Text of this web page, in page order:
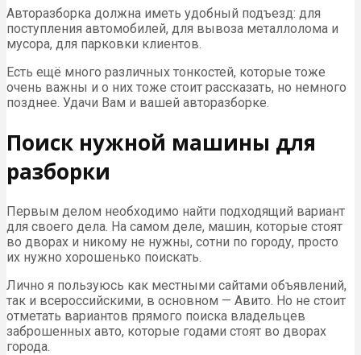
Авторазборка должна иметь удобный подъезд: для
поступления автомобилей, для вывоза металлолома и
мусора, для парковки клиентов.
Есть ещё много различных тонкостей, которые тоже
очень важны и о них тоже стоит рассказать, но немного
позднее. Удачи Вам и вашей авторазборке.
Поиск нужной машины для
разборки
Первым делом необходимо найти подходящий вариант
для своего дела. На самом деле, машин, которые стоят
во дворах и никому не нужны, сотни по городу, просто
их нужно хорошенько поискать.
Лично я пользуюсь как местными сайтами объявлений,
так и всероссийскими, в основном — Авито. Но не стоит
отметать вариантов прямого поиска владельцев
заброшенных авто, которые годами стоят во дворах
города.